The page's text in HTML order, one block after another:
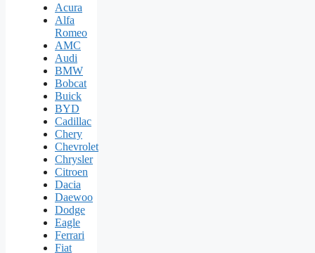
Acura
Alfa
Romeo
AMC
Audi
BMW
Bobcat
Buick
BYD
Cadillac
Chery
Chevrolet
Chrysler
Citroen
Dacia
Daewoo
Dodge
Eagle
Ferrari
Fiat